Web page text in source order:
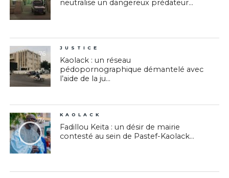
neutralise un dangereux prédateur...
76
JUSTICE
Kaolack : un réseau
pédopornographique démantelé avec
l’aide de la ju...
74
KAOLACK
Fadillou Keita : un désir de mairie
contesté au sein de Pastef-Kaolack...